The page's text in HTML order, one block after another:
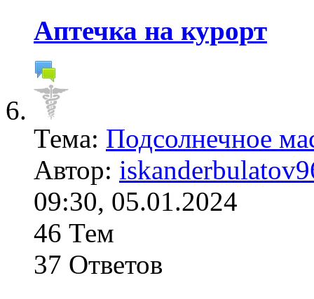
Аптечка на курорт
Тема: Подсолнечное
Автор:
09:30, 05.01.2024
46 Тем
37 Ответов